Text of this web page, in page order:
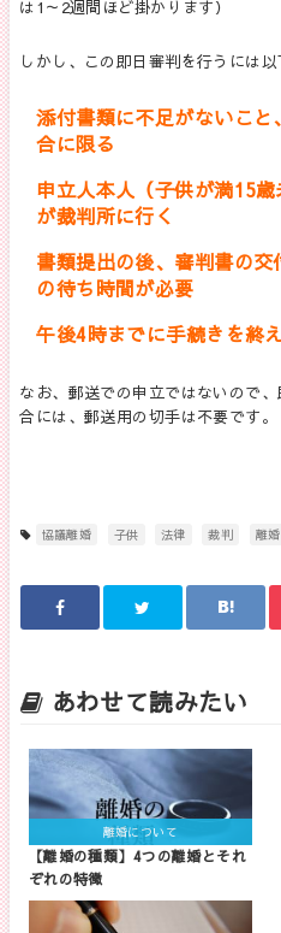
は1 ～ 2週間ほど掛かります）
しかし、この即日審判を行うには以
添付書類に不足がないこ
合に限る
申立人本人（子供が満15歳
が裁判所に行く
書類提出の後、審判書の
の待ち時間が必要
午後4時までに手続きを終
なお、郵送での申立ではないので
合には、郵送用の切手は不要です。
協議離婚 子供 法律 裁判 離婚
あわせて読みたい
離婚について
【離婚の種類】4つの離婚とそれ
ぞれの特徴